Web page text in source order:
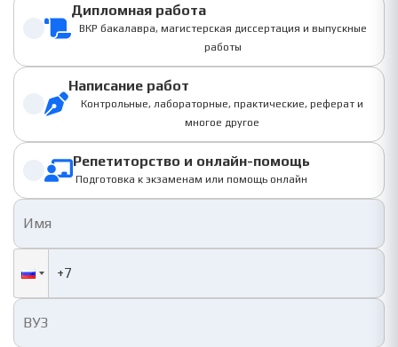
Дипломная работа
ВКР бакалавра, магистерская диссертация и выпускные
работы
Написание работ
Контрольные, лабораторные, практические, реферат и
многое другое
Репетиторство и онлайн-помощь
Подготовка к экзаменам или помощь онлайн